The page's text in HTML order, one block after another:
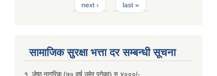
next › last »
सामाजिक सुरक्षा भत्ता दर सम्बन्धी सूचना
१. जेष्ठ नागरिक (७० वर्ष उमेर पुगेका) रु ४०००/-